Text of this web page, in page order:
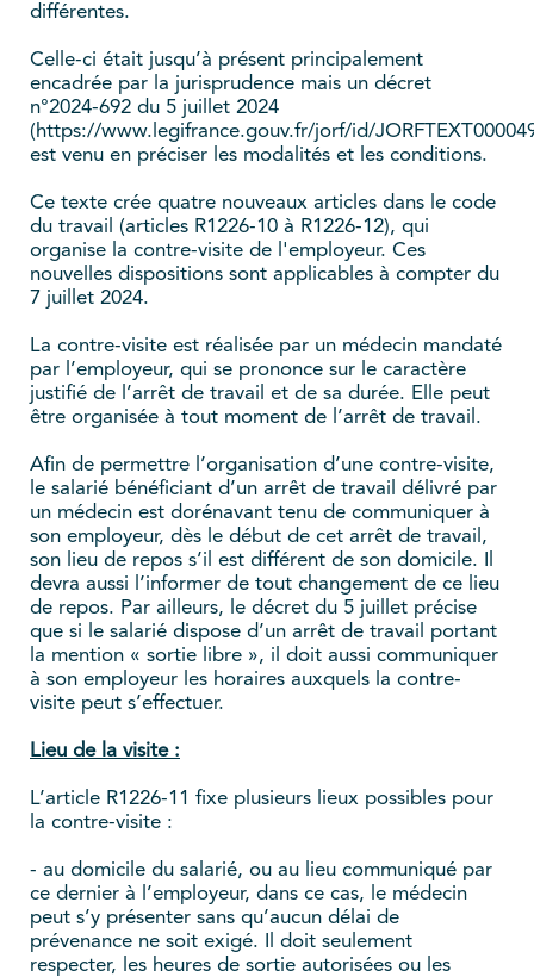
différentes.
Celle-ci était jusqu’à présent principalement
encadrée par la jurisprudence mais un décret
n°2024-692 du 5 juillet 2024
(https://www.legifrance.gouv.fr/jorf/id/
est venu en préciser les modalités et les conditions.
Ce texte crée quatre nouveaux articles dans le code
du travail (articles R1226-10 à R1226-12), qui
organise la contre-visite de l'employeur. Ces
nouvelles dispositions sont applicables à compter du
7 juillet 2024.
La contre-visite est réalisée par un médecin mandaté
par l’employeur, qui se prononce sur le caractère
justifié de l’arrêt de travail et de sa durée. Elle peut
être organisée à tout moment de l’arrêt de travail.
Afin de permettre l’organisation d’une contre-visite,
le salarié bénéficiant d’un arrêt de travail délivré par
un médecin est dorénavant tenu de communiquer à
son employeur, dès le début de cet arrêt de travail,
son lieu de repos s’il est différent de son domicile. Il
devra aussi l’informer de tout changement de ce lieu
de repos. Par ailleurs, le décret du 5 juillet précise
que si le salarié dispose d’un arrêt de travail portant
la mention « sortie libre », il doit aussi communiquer
à son employeur les horaires auxquels la contre-
visite peut s’effectuer.
Lieu de la visite :
L’article R1226-11 fixe plusieurs lieux possibles pour
la contre-visite :
- au domicile du salarié, ou au lieu communiqué par
ce dernier à l’employeur, dans ce cas, le médecin
peut s’y présenter sans qu’aucun délai de
prévenance ne soit exigé. Il doit seulement
respecter, les heures de sortie autorisées ou les